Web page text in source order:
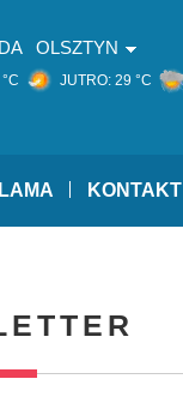
OLSZTYN
JUTRO: 29 °C
KONTAKT